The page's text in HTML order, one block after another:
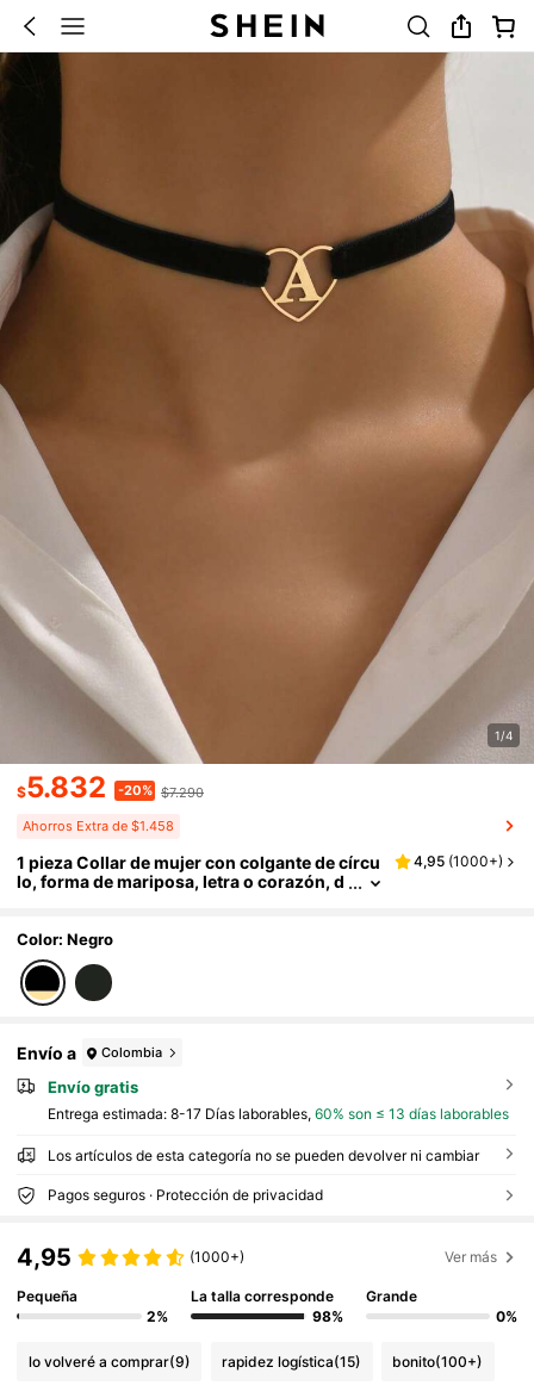
1/4
$5.832 -20% $7.290
Ahorros Extra de $1.458
1 pieza Collar de mujer con colgante de círcu
lo, forma de mariposa, letra o corazón, d
entín, mamá, madre o Día de la Madre
4,95 (1000+)
Color: Negro
Envío a Colombia
Envío gratis
Entrega estimada: 8-17 Días laborables, 60% son ≤ 13 días laborables
Los artículos de esta categoría no se pueden devolver ni cambiar
Pagos seguros · Protección de privacidad
4,95 (1000+) Ver más
Pequeña
2%
La talla corresponde
98%
Grande
0%
lo volveré a comprar(9) rapidez logística(15) bonito(100+)